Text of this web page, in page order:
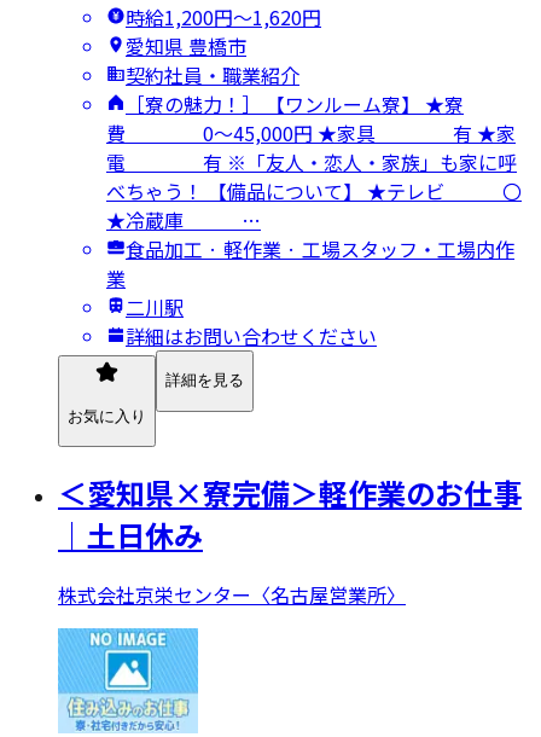
時給1,200円〜1,620円
愛知県 豊橋市
契約社員・職業紹介
［寮の魅力！］ 【ワンルーム寮】 ★寮
費 0～45,000円 ★家具 有 ★家
電 有 ※「友人・恋人・家族」も家に呼
べちゃう！ 【備品について】 ★テレビ 〇
★冷蔵庫 …
食品加工 · 軽作業 · 工場スタッフ・工場内作
業
二川駅
詳細はお問い合わせください
お気に入り
詳細を見る
＜愛知県×寮完備＞軽作業のお仕事
｜土日休み
株式会社京栄センター〈名古屋営業所〉